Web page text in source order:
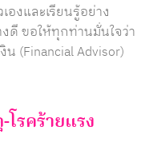
งและเรียนรู้อย่าง
ดี ขอให้ทุกท่านมั่นใจว่า
(Financial Advisor)
รคร้ายแรง